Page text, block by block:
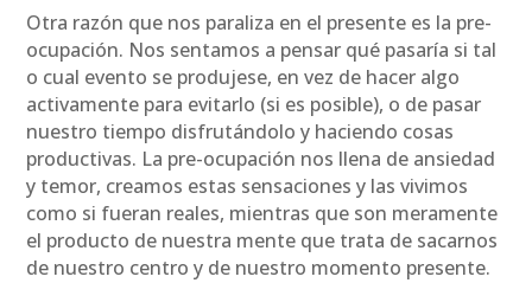
Otra razón que nos paraliza en el presente es la pre-
ocupación. Nos sentamos a pensar qué pasaría si tal
o cual evento se produjese, en vez de hacer algo
activamente para evitarlo (si es posible), o de pasar
nuestro tiempo disfrutándolo y haciendo cosas
productivas. La pre-ocupación nos llena de ansiedad
y temor, creamos estas sensaciones y las vivimos
como si fueran reales, mientras que son meramente
el producto de nuestra mente que trata de sacarnos
de nuestro centro y de nuestro momento presente.